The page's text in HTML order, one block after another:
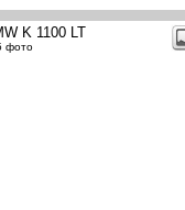
K 1100 LT
фото